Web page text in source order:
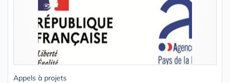
Appels à projets